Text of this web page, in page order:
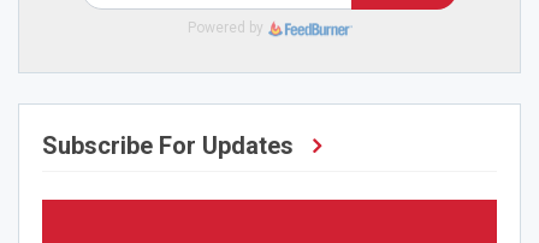
Powered by
Subscribe For Updates